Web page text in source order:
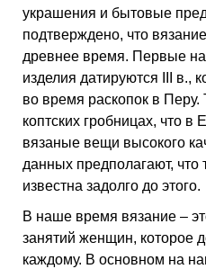
украшения и бытовые
подтверждено, что
древнее время. Первые
изделия датируются III в.,
во время раскопок в
коптских гробницах, что
вязаные вещи высокого
данных предполагают, что
известна задолго до этого.
В наше время вязание –
занятий женщин, которое
каждому. В основном на